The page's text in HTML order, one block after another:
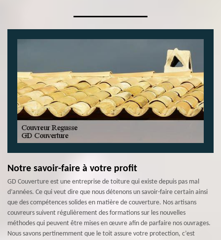
Notre savoir-faire à votre profit
GD Couverture est une entreprise de toiture qui existe depuis pas mal
d’années. Ce qui veut dire que nous détenons un savoir-faire certain ainsi
que des compétences solides en matière de couverture. Nos artisans
couvreurs suivent régulièrement des formations sur les nouvelles
méthodes qui peuvent être mises en œuvre afin de parfaire nos ouvrages.
Nous savons pertinemment que le toit assure votre protection, c’est